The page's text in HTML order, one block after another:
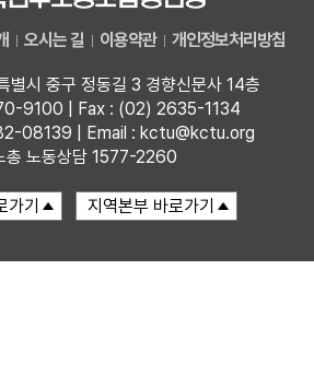
오시는 길 이용약관 개인정보처리방침
시 중구 정동길 3 경향신문사 14층
9100 | Fax : (02) 2635-1134
08139 | Email : kctu@kctu.org
총 노동상담 1577-2260